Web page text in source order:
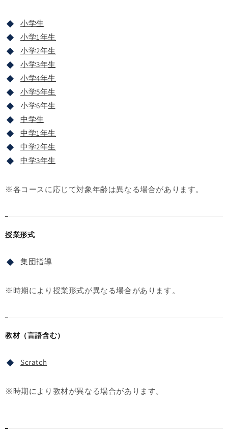
小学生
小学1年生
小学2年生
小学3年生
小学4年生
小学5年生
小学6年生
中学生
中学1年生
中学2年生
中学3年生
※各コースに応じて対象年齢は異なる場合があります。
授業形式
集団指導
※時期により授業形式が異なる場合があります。
教材（言語含む）
Scratch
※時期により教材が異なる場合があります。